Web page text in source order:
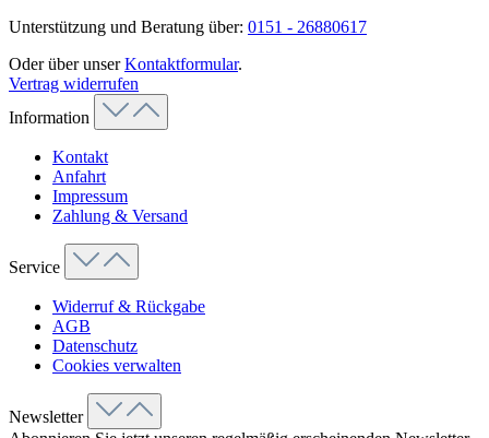
Unterstützung und Beratung über: 0151 - 26880617
Oder über unserKontaktformular.
Vertrag widerrufen
Information
Kontakt
Anfahrt
Impressum
Zahlung & Versand
Service
Widerruf & Rückgabe
AGB
Datenschutz
Cookies verwalten
Newsletter